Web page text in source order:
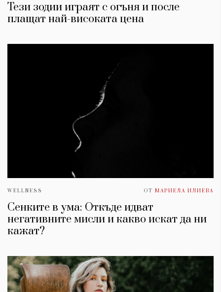
Тези зодии играят с огъня и после
плащат най-високата цена
WELLNESS ОТ МАРИЕЛА ИЛИЕВА
Сенките в ума: Откъде идват
негативните мисли и какво искат да ни
кажат?